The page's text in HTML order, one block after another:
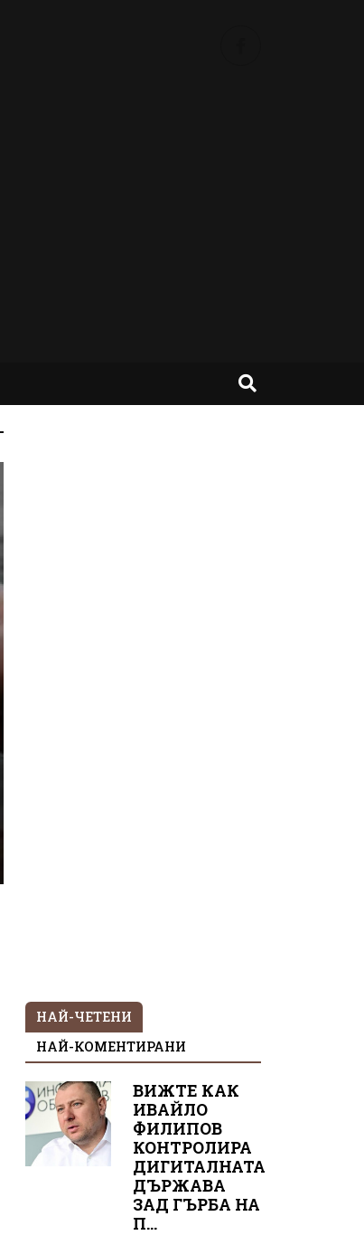
НАЙ-ЧЕТЕНИ
НАЙ-КОМЕНТИРАНИ
ВИЖТЕ КАК
ИВАЙЛО
ФИЛИПОВ
КОНТРОЛИРА
ДИГИТАЛНАТА
ДЪРЖАВА
ЗАД ГЪРБА НА
П...